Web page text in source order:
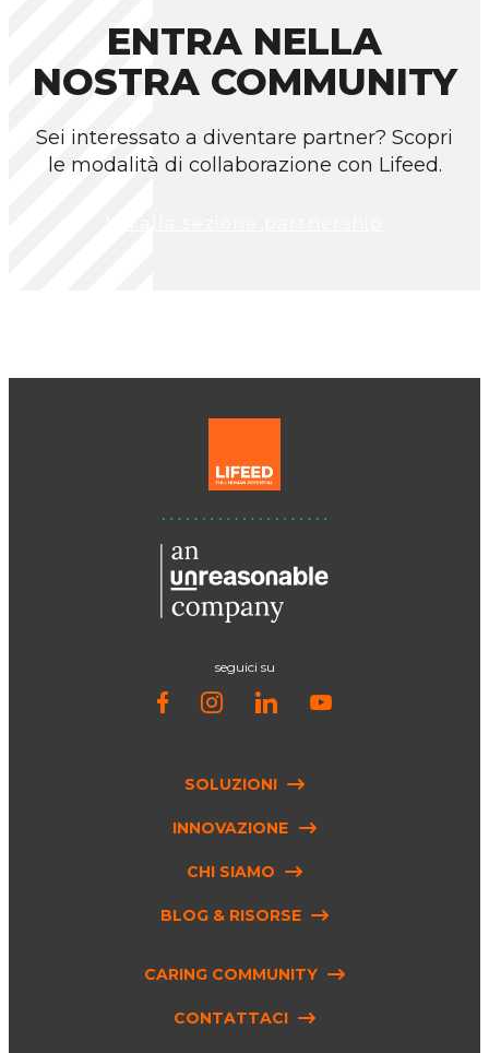
ENTRA NELLA
NOSTRA COMMUNITY
Sei interessato a diventare partner? Scopri
le modalità di collaborazione con Lifeed.
seguici su
SOLUZIONI
INNOVAZIONE
CHI SIAMO
BLOG & RISORSE
CARING COMMUNITY
CONTATTACI